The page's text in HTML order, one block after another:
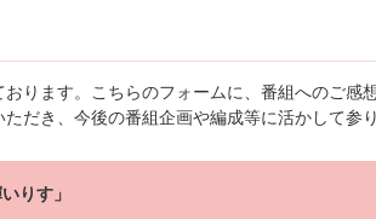
ります。こちらのフォームに、番組へのご感
だき、今後の番組企画や編成等に活かして参り
りす」